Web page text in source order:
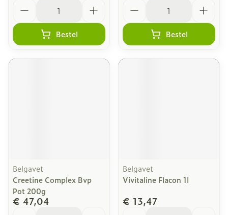
Bestel Bestel
Belgavet
Creetine Complex Bvp
Pot 200g
€ 47,04
Belgavet
Vivitaline Flacon 1l
€ 13,47